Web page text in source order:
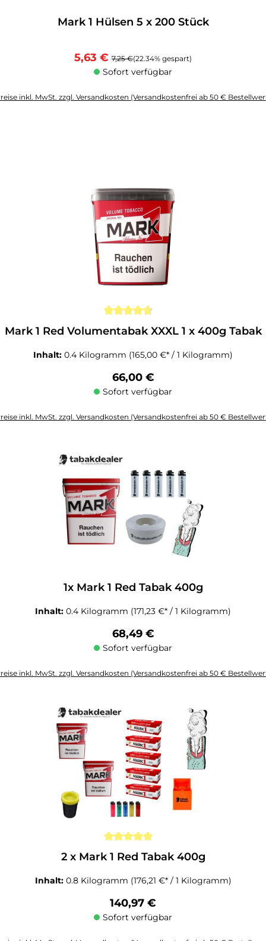
Mark 1 Hülsen 5 x 200 Stück
Verkaufspreis:
5,63 € Regulärer Preis:
7,25 €(22.34% gespart)
Sofort verfügbar
inkl. MwSt. zzgl. Versandkosten (Versandkostenfrei ab 50 €
Mark 1 Red Volumentabak XXXL 1 x 400g Tabak
Inhalt: 0.4 Kilogramm (165,00 €* / 1 Kilogramm)
Regulärer Preis:
66,00 €
Sofort verfügbar
inkl. MwSt. zzgl. Versandkosten (Versandkostenfrei ab 50 €
1x Mark 1 Red Tabak 400g
Inhalt: 0.4 Kilogramm (171,23 €* / 1 Kilogramm)
Regulärer Preis:
68,49 €
Sofort verfügbar
inkl. MwSt. zzgl. Versandkosten (Versandkostenfrei ab 50 €
2 x Mark 1 Red Tabak 400g
Inhalt: 0.8 Kilogramm (176,21 €* / 1 Kilogramm)
Regulärer Preis:
140,97 €
Sofort verfügbar